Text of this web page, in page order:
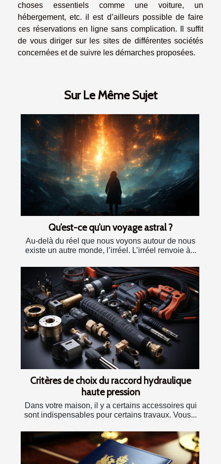
choses essentiels comme une voiture, un
hébergement, etc. il est d’ailleurs possible de faire
ces réservations en ligne sans complication. Il suffit
de vous diriger sur les sites de différentes sociétés
concernées et de suivre les démarches proposées.
Sur Le Même Sujet
Qu’est-ce qu’un voyage astral ?
Au-delà du réel que nous voyons autour de nous
existe un autre monde, l’irréel. L’irréel renvoie à...
Critères de choix du raccord hydraulique
haute pression
Dans votre maison, il y a certains accessoires qui
sont indispensables pour certains travaux. Vous...